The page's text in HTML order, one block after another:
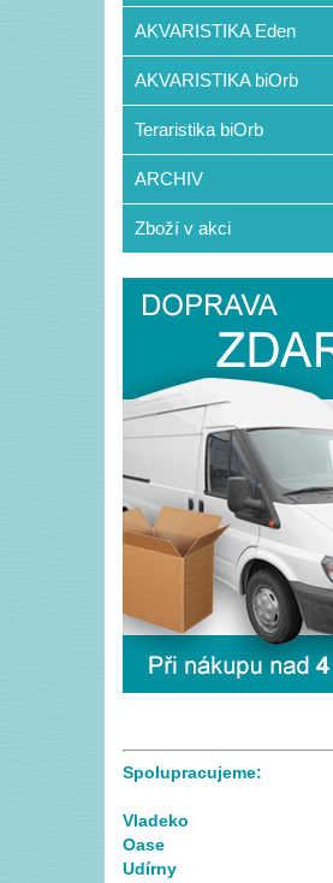
AKVARISTIKA Eden
AKVARISTIKA biOrb
Teraristika biOrb
ARCHIV
Zboží v akci
Spolupracujeme:
Vladeko
Oase
Udírny